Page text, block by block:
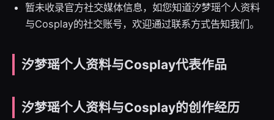
暂未收录官方社交媒体信息，如您知道汐梦瑶个人资料
与Cosplay的社交账号，欢迎通过联系方式告知我们。
汐梦瑶个人资料与Cosplay代表作品
汐梦瑶个人资料与Cosplay的创作经历